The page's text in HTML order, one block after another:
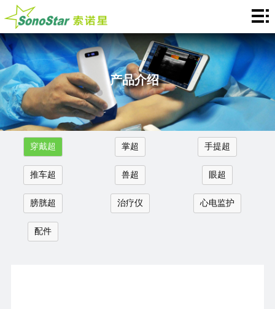
Домой
关
于
我
们
新
闻
中
产
品
应
Languages
产品介绍
穿戴超 掌超 手提超
推车超 兽超 眼超
膀胱超 治疗仪 心电监护
配件